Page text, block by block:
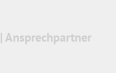
Ansprechpartner